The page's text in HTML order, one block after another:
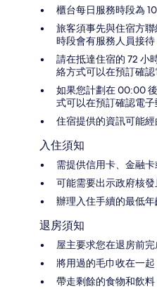
櫃台每日服務時段為
旅客須事先與住宿方
時段會有服務人員接待
請在抵達住宿的 72 小
絡方式可以在預訂確
如果您計劃在 00:00
式可以在預訂確認電
住宿提供的資訊可能
入住須知
需提供信用卡、金融
可能需要出示政府核
辦理入住手續的最低年
退房須知
屋主要求您在退房前完
將用過的毛巾收在一起
帶走剩餘的食物和飲料